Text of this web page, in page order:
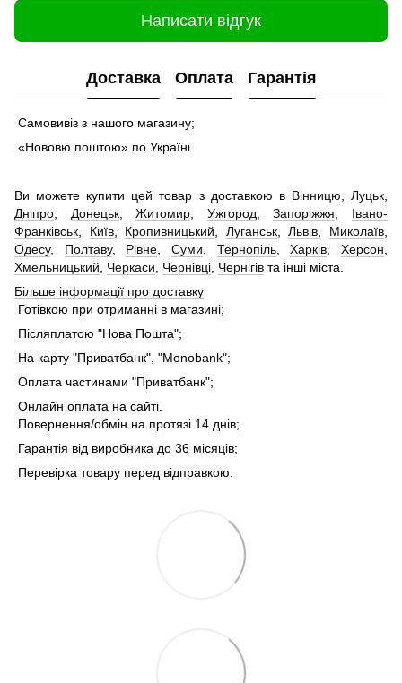
Написати відгук
Доставка Оплата Гарантія
Самовивіз з нашого магазину;
«Нововю поштою» по Україні.
Ви можете купити цей товар з доставкою в Вінницю ,Луцьк
Дніпро
Донецьк,Житомир Ужгород ,Запоріжжя
Івано-
Франківськ
Київ, Кропивницький Луганськ,Львів Миколаїв
Одесу, Полтаву, Рівне ,Суми Тернопіль,Харків ,Херсон
Хмельницький
Черкаси Чернівці Чернігів та інші міста.
Більше інформації про доставку
Готівкою при отриманні в магазині;
Післяплатою "Нова Пошта";
На карту "Приватбанк", "Monobank";
Оплата частинами "Приватбанк";
Онлайн оплата на сайті.
Повернення/обмін на протязі 14 днів;
Гарантія від виробника до 36 місяців;
Перевірка товару перед відправкою.